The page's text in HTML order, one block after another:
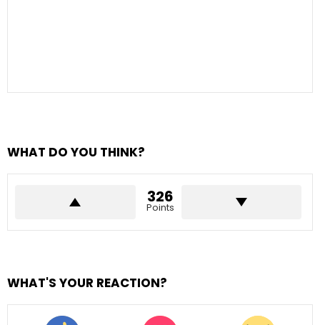
WHAT DO YOU THINK?
326
Points
WHAT'S YOUR REACTION?